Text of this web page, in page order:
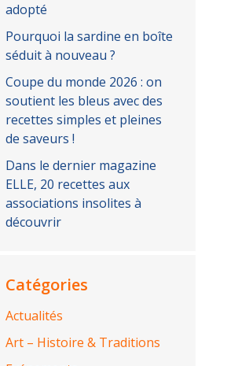
adopté
Pourquoi la sardine en boîte
séduit à nouveau ?
Coupe du monde 2026 : on
soutient les bleus avec des
recettes simples et pleines
de saveurs !
Dans le dernier magazine
ELLE, 20 recettes aux
associations insolites à
découvrir
Catégories
Actualités
Art – Histoire & Traditions